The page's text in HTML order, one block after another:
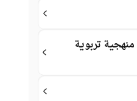
تربوية